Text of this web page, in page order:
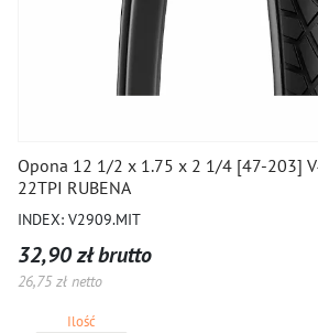
Opona 12 1/2 x 1.75 x 2 1/4 [47-203]
22TPI RUBENA
INDEX: V2909.MIT
32,90 zł brutto
26,75 zł netto
Ilość